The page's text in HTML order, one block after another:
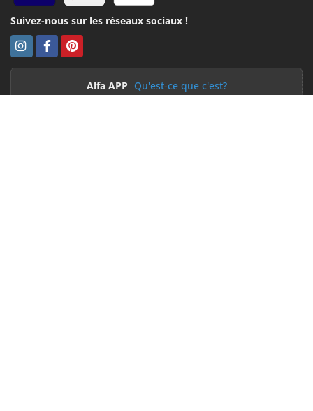
Suivez-nous sur les réseaux sociaux !
Alfa APP Qu'est-ce que c'est?